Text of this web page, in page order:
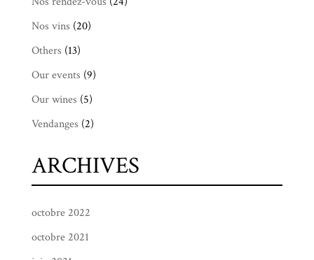
Nos vins (20)
Others (13)
Our events (9)
Our wines (5)
Vendanges (2)
ARCHIVES
octobre 2022
octobre 2021